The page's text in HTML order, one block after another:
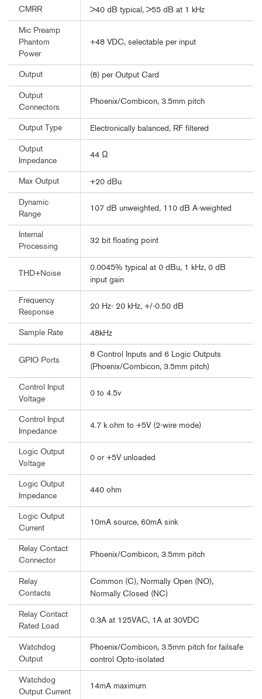
CMRR >40 dB typical, >55 dB at 1 kHz
Mic Preamp
Phantom
Power
+48 VDC, selectable per input
Output (8) per Output Card
Output
Connectors
Phoenix/Combicon, 3.5mm pitch
Output Type Electronically balanced, RF filtered
Output
Impedance
44 Ω
Max Output +20 dBu
Dynamic
Range
107 dB unweighted, 110 dB A-weighted
Internal
Processing
32 bit floating point
THD+Noise
0.0045% typical at 0 dBu, 1 kHz, 0 dB
input gain
Frequency
Response
20 Hz- 20 kHz, +/-0.50 dB
Sample Rate 48kHz
GPIO Ports
8 Control Inputs and 6 Logic Outputs
(Phoenix/Combicon, 3.5mm pitch)
Control Input
Voltage
0 to 4.5v
Control Input
Impedance
4.7 k ohm to +5V (2-wire mode)
Logic Output
Voltage
0 or +5V unloaded
Logic Output
Impedance
440 ohm
Logic Output
Current
10mA source, 60mA sink
Relay Contact
Connector
Phoenix/Combicon, 3.5mm pitch
Relay
Contacts
Common (C), Normally Open (NO),
Normally Closed (NC)
Relay Contact
Rated Load
0.3A at 125VAC, 1A at 30VDC
Watchdog
Output
Phoenix/Combicon, 3.5mm pitch for failsafe
control Opto-isolated
Watchdog
Output Current
14mA maximum